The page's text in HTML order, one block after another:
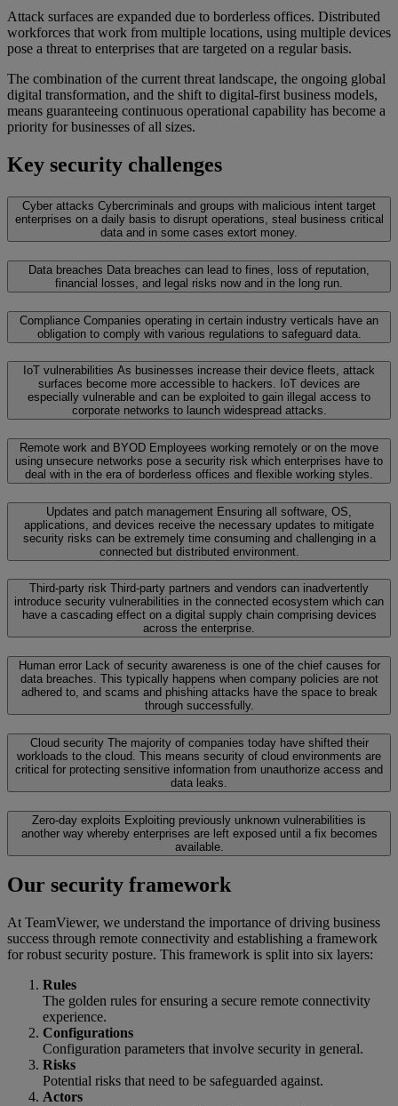
Attack surfaces are expanded due to borderless offices. Distributed
workforces that work from multiple locations, using multiple devices
pose a threat to enterprises that are targeted on a regular basis.
The combination of the current threat landscape, the ongoing global
digital transformation, and the shift to digital-first business models,
means guaranteeing continuous operational capability has become a
priority for businesses of all sizes.
Key security challenges
Cyber attacks Cybercriminals and groups with malicious intent target
enterprises on a daily basis to disrupt operations, steal business critical
data and in some cases extort money.
Data breaches Data breaches can lead to fines, loss of reputation,
financial losses, and legal risks now and in the long run.
Compliance Companies operating in certain industry verticals have an
obligation to comply with various regulations to safeguard data.
IoT vulnerabilities As businesses increase their device fleets, attack
surfaces become more accessible to hackers. IoT devices are
especially vulnerable and can be exploited to gain illegal access to
corporate networks to launch widespread attacks.
Remote work and BYOD Employees working remotely or on the move
using unsecure networks pose a security risk which enterprises have to
deal with in the era of borderless offices and flexible working styles.
Updates and patch management Ensuring all software, OS,
applications, and devices receive the necessary updates to mitigate
security risks can be extremely time consuming and challenging in a
connected but distributed environment.
Third-party risk Third-party partners and vendors can inadvertently
introduce security vulnerabilities in the connected ecosystem which can
have a cascading effect on a digital supply chain comprising devices
across the enterprise.
Human error Lack of security awareness is one of the chief causes for
data breaches. This typically happens when company policies are not
adhered to, and scams and phishing attacks have the space to break
through successfully.
Cloud security The majority of companies today have shifted their
workloads to the cloud. This means security of cloud environments are
critical for protecting sensitive information from unauthorize access and
data leaks.
Zero-day exploits Exploiting previously unknown vulnerabilities is
another way whereby enterprises are left exposed until a fix becomes
available.
Our security framework
At TeamViewer, we understand the importance of driving business
success through remote connectivity and establishing a framework
for robust security posture. This framework is split into six layers:
Rules
The golden rules for ensuring a secure remote connectivity
experience.
Configurations
Configuration parameters that involve security in general.
Risks
Potential risks that need to be safeguarded against.
Actors